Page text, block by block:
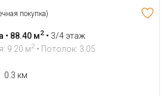
покупка)
• 88.40 м2 • 3/4 этаж
9.20 м2 • Потолок: 3.05
0.3 км